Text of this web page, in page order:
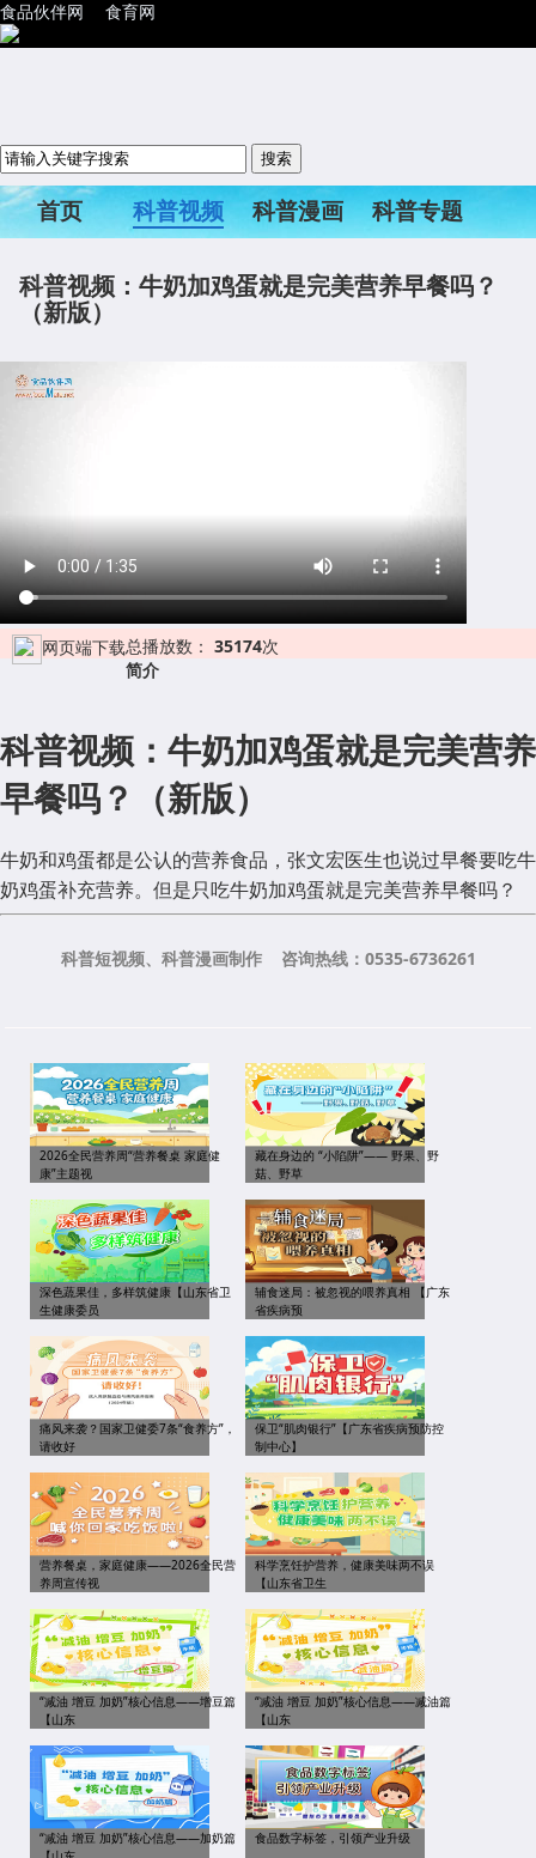
食品伙伴网 食育网
首页 科普视频 科普漫画
科普专题
科普视频：牛奶加鸡蛋就是完美营养早餐吗？
（新版）
网页端下载总播放数： 35174次
简介
科普视频：牛奶加鸡蛋就是完美营养
早餐吗？（新版）
牛奶和鸡蛋都是公认的营养食品，张文宏医生也说过早餐要吃牛
奶鸡蛋补充营养。但是只吃牛奶加鸡蛋就是完美营养早餐吗？
科普短视频、科普漫画制作 咨询热线：0535-6736261
2026全民营养周“营养餐桌 家庭健
康”主题视
藏在身边的 “小陷阱”—— 野果、野
菇、野草
深色蔬果佳，多样筑健康【山东省卫
生健康委员
辅食迷局：被忽视的喂养真相 【广东
省疾病预
痛风来袭？国家卫健委7条“食养方”，
请收好
保卫“肌肉银行”【广东省疾病预防控
制中心】
营养餐桌，家庭健康——2026全民营
养周宣传视
科学烹饪护营养，健康美味两不误
【山东省卫生
“减油 增豆 加奶”核心信息——增豆篇
【山东
“减油 增豆 加奶”核心信息——减油篇
【山东
“减油 增豆 加奶”核心信息——加奶篇
食品数字标签，引领产业升级